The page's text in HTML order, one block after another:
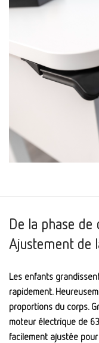
De la phase
Ajustement de
Les enfants
rapidement.
proportions du corps.
moteur électrique de
facilement ajustée